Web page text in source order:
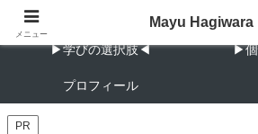
教育と子育ての実践メモ
▶︎学びの選択肢◀︎ ▶︎個
プロフィール
PR
メニュー
Mayu Hagiwara